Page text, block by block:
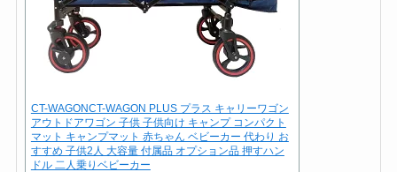
CT-WAGONCT-WAGON PLUS プラス キャリーワゴン
アウトドアワゴン 子供 子供向け キャンプ コンパクト
マット キャンプマット 赤ちゃん ベビーカー 代わり お
すすめ 子供2人 大容量 付属品 オプション品 押すハン
ドル 二人乗りベビーカー